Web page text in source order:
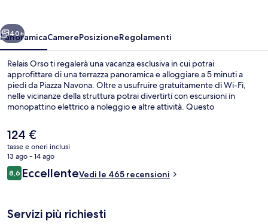
Avanti
40+
PanoramicaCamerePosizioneRegolamenti
Relais Orso ti regalerà una vacanza esclusiva in cui potrai
approfittare di una terrazza panoramica e alloggiare a 5 minuti a
piedi da Piazza Navona. Oltre a usufruire gratuitamente di Wi-Fi,
nelle vicinanze della struttura potrai divertirti con escursioni in
monopattino elettrico a noleggio e altre attività. Questo
interesse come Pantheon e Campo de' Fiori. Le recensioni dei
viaggiatori menzionano il personale gentile e la posizione invidiabile.
La struttura è una comoda base per spostarsi con i mezzi pubblici:
Stazione metro di Spagna si trova a 14 min a piedi e Stazione dei
tram di via Arenula/via Cairoli a 14.
Il
prezzo
attuale
è
124 €
124 €
tasse e oneri inclusi
13 ago - 14 ago
Recensioni
8,68,6 su 10
EccellenteVedi le 465 recensioni
Servizi più richiesti